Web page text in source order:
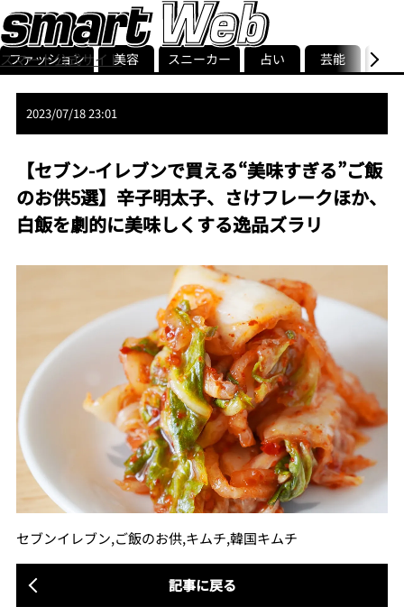
スマート公式サイト
smart最新号
記事一覧ランキング
ストリ
ファッション 美容 スニーカー 占い 芸能 グル
2023/07/18 23:01
【セブン-イレブンで買える“美味すぎる”ご飯
のお供5選】辛子明太子、さけフレークほか、
白飯を劇的に美味しくする逸品ズラリ
セブンイレブン,ご飯のお供,キムチ,韓国キムチ
記事に戻る